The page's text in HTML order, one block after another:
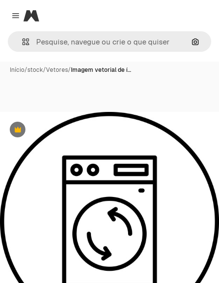
Close menu
Magnific
Início/stock/Vetores/Imagem vetorial de í…
Premium